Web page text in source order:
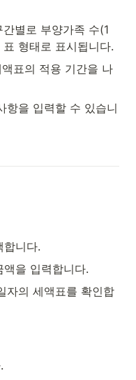
별로 부양가족 수(1
형태로 표시됩니다.
표의 적용 기간을 나
항을 입력할 수 있습니
합니다.
을 입력합니다.
자의 세액표를 확인합